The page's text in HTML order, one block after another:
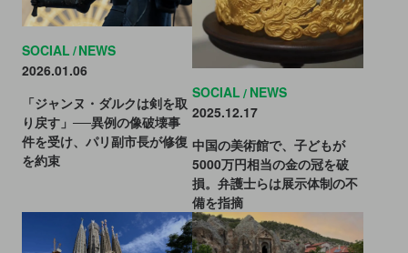
SOCIAL NEWS
2026.01.06
「ジャンヌ・ダルクは剣を取
り戻す」──異例の像破壊事
件を受け、パリ副市長が修復
を約束
SOCIAL NEWS
2025.12.17
中国の美術館で、子どもが
5000万円相当の金の冠を破
損。弁護士らは展示体制の不
備を指摘